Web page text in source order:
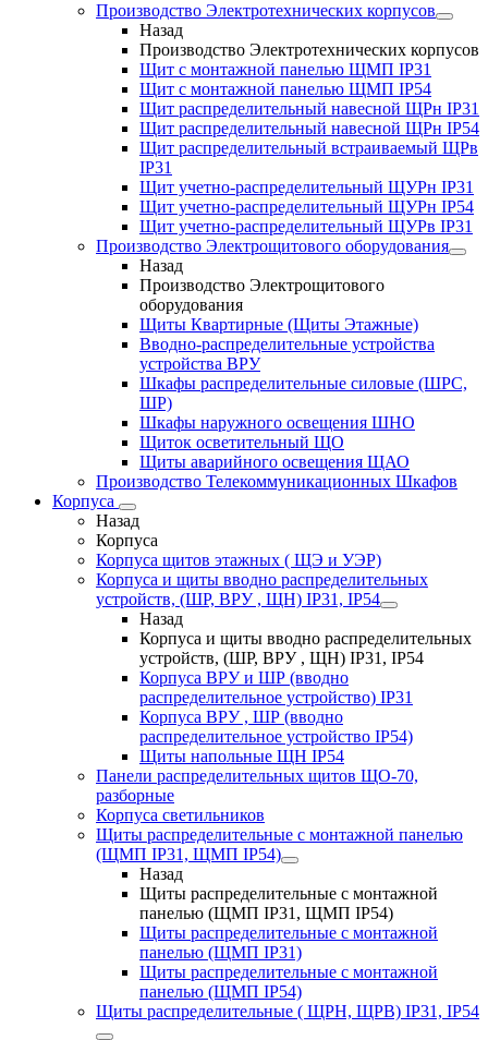
Производство Электротехнических корпусов
Назад
Производство Электротехнических корпусов
Щит с монтажной панелью ЩМП IP31
Щит с монтажной панелью ЩМП IP54
Щит распределительный навесной ЩРн IP31
Щит распределительный навесной ЩРн IP54
Щит распределительный встраиваемый ЩРв
IP31
Щит учетно-распределительный ЩУРн IP31
Щит учетно-распределительный ЩУРн IP54
Щит учетно-распределительный ЩУРв IP31
Производство Электрощитового оборудования
Назад
Производство Электрощитового
оборудования
Щиты Квартирные (Щиты Этажные)
Вводно-распределительные устройства
устройства ВРУ
Шкафы распределительные силовые (ШРС,
ШР)
Шкафы наружного освещения ШНО
Щиток осветительный ЩО
Щиты аварийного освещения ЩАО
Производство Телекоммуникационных Шкафов
Корпуса
Назад
Корпуса
Корпуса щитов этажных ( ЩЭ и УЭР)
Корпуса и щиты вводно распределительных
устройств, (ШР, ВРУ , ЩН) IP31, IP54
Назад
Корпуса и щиты вводно распределительных
устройств, (ШР, ВРУ , ЩН) IP31, IP54
Корпуса ВРУ и ШР (вводно
распределительное устройство) IP31
Корпуса ВРУ , ШР (вводно
распределительное устройство IP54)
Щиты напольные ЩН IP54
Панели распределительных щитов ЩО-70,
разборные
Корпуса светильников
Щиты распределительные с монтажной панелью
(ЩМП IP31, ЩМП IP54)
Назад
Щиты распределительные с монтажной
панелью (ЩМП IP31, ЩМП IP54)
Щиты распределительные с монтажной
панелью (ЩМП IP31)
Щиты распределительные с монтажной
панелью (ЩМП IP54)
Щиты распределительные ( ЩРН, ЩРВ) IP31, IP54